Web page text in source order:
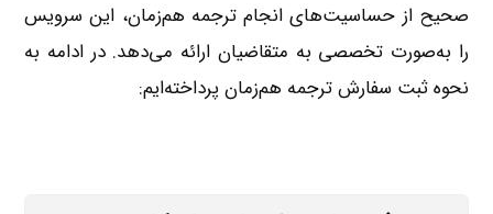
صحیح از حساسیت‌های انجام ترجمه هم‌زمان، این سرویس
را به‌صورت تخصصی به متقاضیان ارائه می‌دهد. در ادامه به
نحوه ثبت سفارش ترجمه هم‌زمان پرداخته‌ایم: